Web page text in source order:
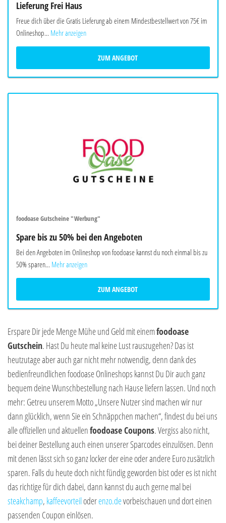
Lieferung Frei Haus
Freue dich über die Gratis Lieferung ab einem Mindestbestellwert von 75€ im
Onlineshop... Mehr anzeigen
ZUM ANGEBOT
foodoase Gutscheine "Werbung"
Spare bis zu 50% bei den Angeboten
Bei den Angeboten im Onlineshop von foodoase kannst du noch einmal bis zu
50% sparen... Mehr anzeigen
ZUM ANGEBOT
Erspare Dir jede Menge Mühe und Geld mit einemfoodoase
Gutschein. Hast Du heute mal keine Lust rauszugehen? Das ist
heutzutage aber auch gar nicht mehr notwendig, denn dank des
bedienfreundlichen foodoase Onlineshops kannst Du Dir auch ganz
bequem deine Wunschbestellung nach Hause liefern lassen. Und noch
mehr: Getreu unserem Motto „Unsere Nutzer sind machen wir nur
dann glücklich, wenn Sie ein Schnäppchen machen“, findest du bei uns
alle offiziellen und aktuellenfoodoase Coupons. Vergiss also nicht,
bei deiner Bestellung auch einen unserer Sparcodes einzulösen. Denn
mit denen lässt sich so ganz locker der eine oder andere Euro zusätzlich
sparen. Falls du heute doch nicht fündig geworden bist oder es ist nicht
das richtige für dich dabei, dann kannst du auch gerne mal bei
steakchamp, kaffeevorteiloderenzo.devorbeischauen und dort einen
passenden Coupon einlösen.